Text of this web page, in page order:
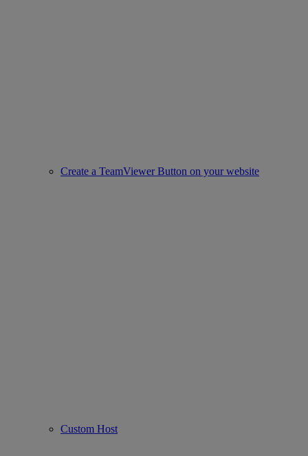
Create a TeamViewer Button on your website
Custom Host